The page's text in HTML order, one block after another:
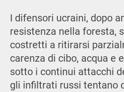
I difensori ucraini, dopo
resistenza nella foresta,
costretti a ritirarsi
carenza di cibo, acqua e
sotto i continui attacchi
gli infiltrati russi tentano